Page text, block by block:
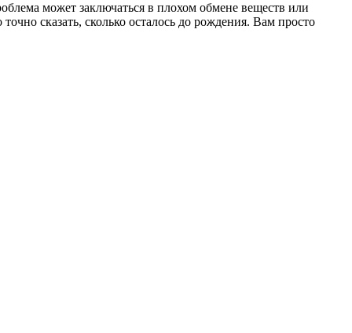
может заключаться в плохом обмене веществ или
сказать, сколько осталось до рождения. Вам просто